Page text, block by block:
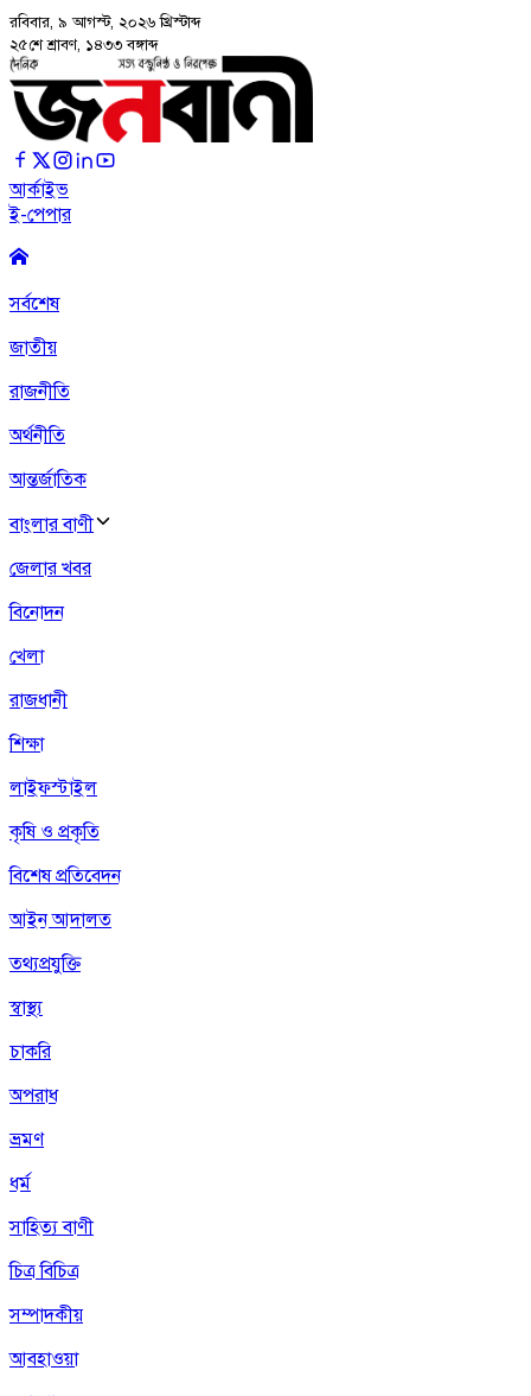
রবিবার, ৯ আগস্ট, ২০২৬ খ্রিস্টাব্দ
২৫শে শ্রাবণ, ১৪৩৩ বঙ্গাব্দ
আর্কাইভ
ই-পেপার
সর্বশেষ
জাতীয়
রাজনীতি
অর্থনীতি
আন্তর্জাতিক
বাংলার বাণী
জেলার খবর
বিনোদন
খেলা
রাজধানী
শিক্ষা
লাইফস্টাইল
কৃষি ও প্রকৃতি
বিশেষ প্রতিবেদন
আইন আদালত
তথ্যপ্রযুক্তি
স্বাস্থ্য
চাকরি
অপরাধ
ভ্রমণ
ধর্ম
সাহিত্য বাণী
চিত্র বিচিত্র
সম্পাদকীয়
আবহাওয়া